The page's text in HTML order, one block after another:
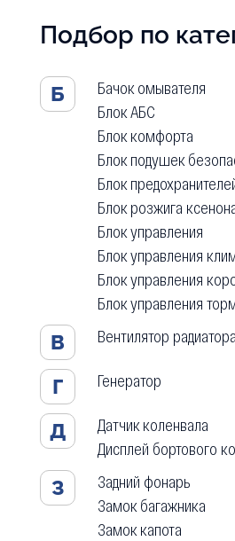
Подбор по
Б
Бачок омывателя
Блок АБС
Блок комфорта
Блок подушек
Блок
Блок розжига
Блок управления
Блок управления
Блок управления
Блок управления
В Вентилятор радиатора
Г Генератор
Д
Датчик коленвала
Дисплей бортового
З
Задний фонарь
Замок багажника
Замок капота